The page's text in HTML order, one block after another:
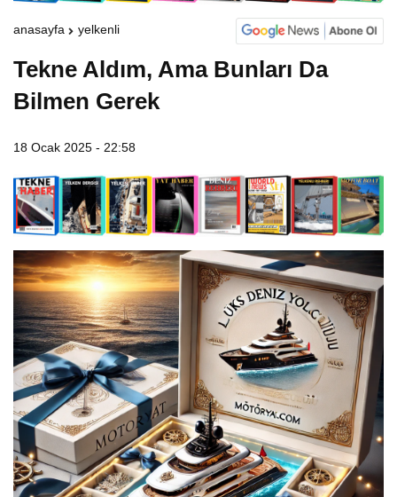
anasayfa yelkenli
Tekne Aldım, Ama Bunları Da
Bilmen Gerek
18 Ocak 2025 - 22:58